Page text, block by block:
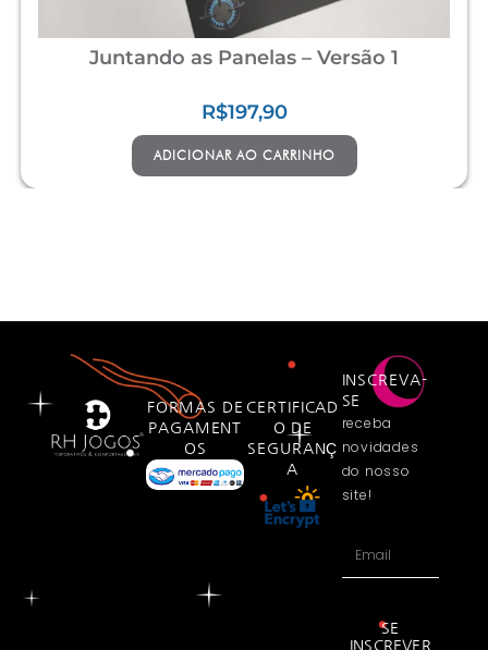
Juntando as Panelas – Versão 1
R$197,90
ADICIONAR AO CARRINHO
FORMAS DE
PAGAMENT
OS
CERTIFICAD
O DE
SEGURANÇ
A
INSCREVA-
SE
receba
novidades
do nosso
site!
SE
INSCREVER